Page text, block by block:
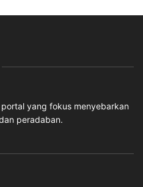
yang fokus menyebarkan
peradaban.